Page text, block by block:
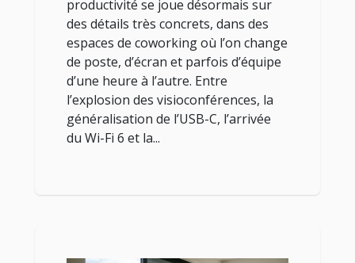
productivité se joue désormais sur
des détails très concrets, dans des
espaces de coworking où l’on change
de poste, d’écran et parfois d’équipe
d’une heure à l’autre. Entre
l’explosion des visioconférences, la
généralisation de l’USB-C, l’arrivée
du Wi-Fi 6 et la...